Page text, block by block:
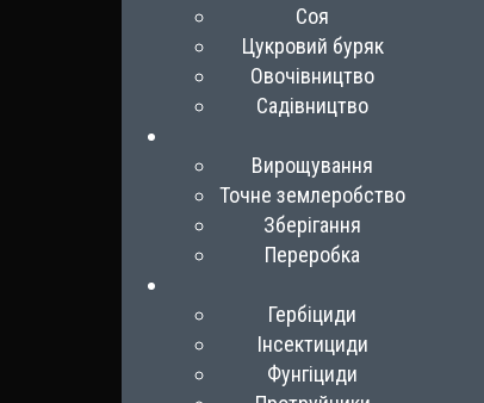
Соя
Цукровий буряк
Овочівництво
Садівництво
Вирощування
Точне землеробство
Зберігання
Переробка
Гербіциди
Інсектициди
Фунгіциди